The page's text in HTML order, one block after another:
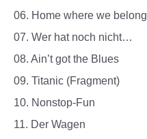
06. Home where we belong
07. Wer hat noch nicht…
08. Ain’t got the Blues
09. Titanic (Fragment)
10. Nonstop-Fun
11. Der Wagen